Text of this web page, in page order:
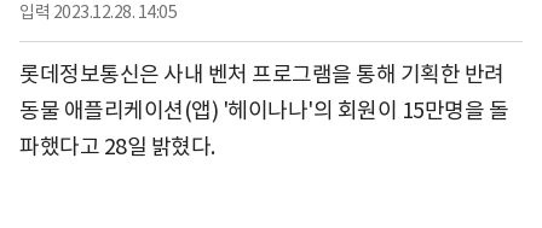
입력 2023.12.28. 14:05
롯데정보통신은 사내 벤처 프로그램을 통해 기획한 반려
동물 애플리케이션(앱) '헤이나나'의 회원이 15만명을 돌
파했다고 28일 밝혔다.